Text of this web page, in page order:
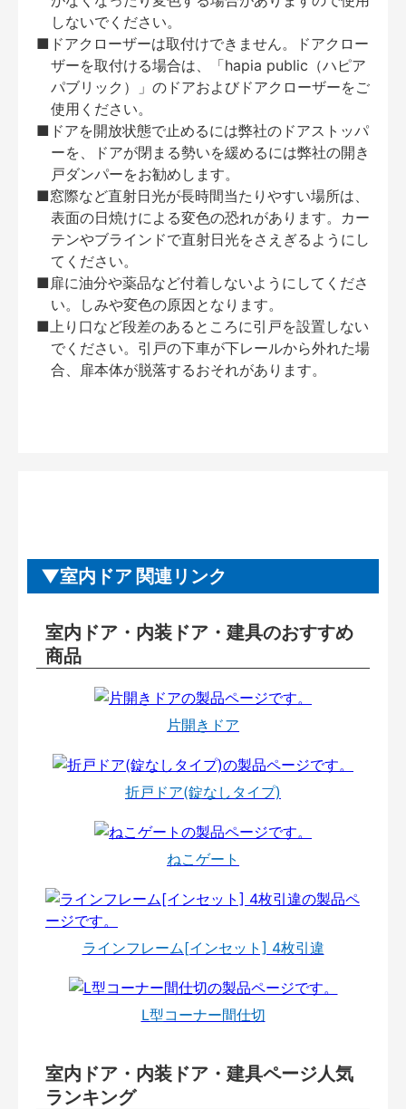
しないでください。
■ドアクローザーは取付けできません。ドアクロー
ザーを取付ける場合は、「hapia public（ハピア
パブリック）」のドアおよびドアクローザーをご
使用ください。
■ドアを開放状態で止めるには弊社のドアストッパ
ーを、ドアが閉まる勢いを緩めるには弊社の開き
戸ダンパーをお勧めします。
■窓際など直射日光が長時間当たりやすい場所は、
表面の日焼けによる変色の恐れがあります。カー
テンやブラインドで直射日光をさえぎるようにし
てください。
■扉に油分や薬品など付着しないようにしてくださ
い。しみや変色の原因となります。
■上り口など段差のあるところに引戸を設置しない
でください。引戸の下車が下レールから外れた場
合、扉本体が脱落するおそれがあります。
室内ドア 関連リンク
室内ドア・内装ドア・建具のおすすめ
商品
片開きドア
折戸ドア(錠なしタイプ)
ねこゲート
ラインフレーム[インセット] 4枚引違
L型コーナー間仕切
室内ドア・内装ドア・建具ページ人気
ランキング